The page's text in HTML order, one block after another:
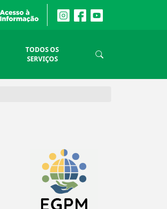
TODOS OS
SERVIÇOS